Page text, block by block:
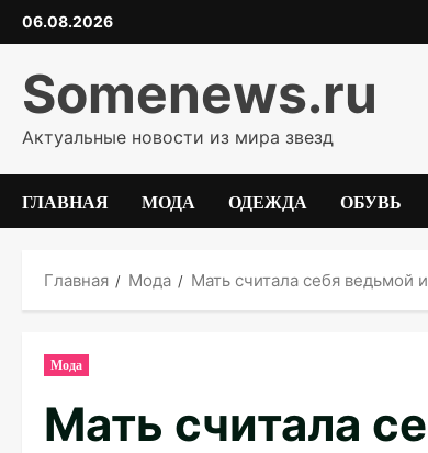
Перейти
к
содержимому
06.08.2026
Somenews.ru
Актуальные новости из мира звезд
ГЛАВНАЯ МОДА ОДЕЖДА ОБУВЬ
Главная Мода Мать считала себя ведьмой
Мода
Мать считала